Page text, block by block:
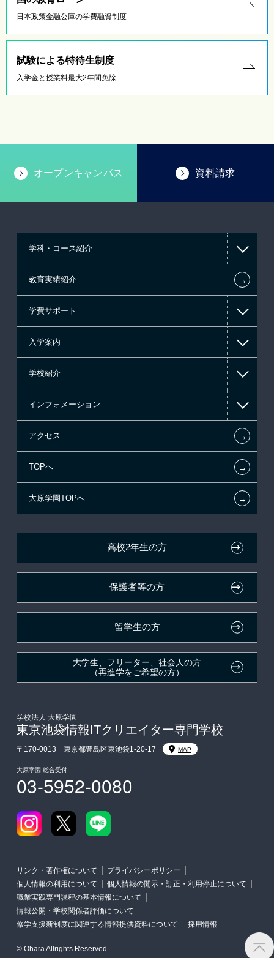
日本政策金融公庫の学費融資制度
試験による特待生制度
入学金と授業料最大2年間免除
オープンキャンパス 資料請求
学科・コース紹介
情報IT系
ゲーム系
東京経営大学 学士取得コース
教育実績紹介 ←
学費サポート
高等教育の修学支援新制度
日本学生支援機構の奨学金
国の教育ローン
提携教育ローン
新聞奨学生
試験による特待生制度
入学案内
一般入学
AO入学
指定校推薦入学
指定校自己推薦入学
特別推薦入学
生徒会活動推薦入学
在校生・卒業生紹介推薦入学
大学生・短期大学生特別入学
学費
東京経営大学への3年次編入学
入学前のお勧め学習システム
大学・短期大学・公務員併願制度
学校紹介
在校生からあなたへ
施設・研修所
学生寮・マンションのご案内
大原の資格サポート制度
インフォメーション
お知らせ・新着情報
在校生へのお知らせ
各種証明書の発行ご希望の方
採用ご担当の方
アクセス ←
TOPへ ←
大原学園TOPへ ←
高校2年生の方
保護者等の方
留学生の方
大学生、フリーター、社会人の方
（再進学をご希望の方）
学校法人 大原学園
東京池袋情報ITクリエイター専門学校
〒170-0013 東京都豊島区東池袋1-20-17 MAP
大原学園 総合受付
03-5952-0080
リンク・著作権について
プライバシーポリシー
個人情報の利用について
個人情報の開示・訂正・利用停止について
職業実践専門課程の基本情報について
情報公開・学校関係者評価について
修学支援新制度に関連する情報提供資料について
採用情報
© Ohara Allrights Reserved.